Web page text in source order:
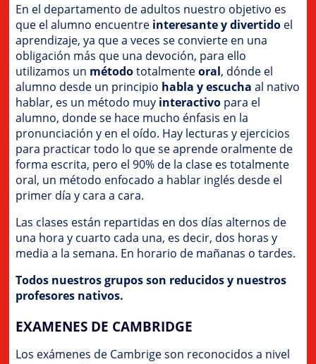
En el departamento de adultos nuestro objetivo es
que el alumno encuentre interesante y divertido el
aprendizaje, ya que a veces se convierte en una
obligación más que una devoción, para ello
utilizamos un métodototalmenteoral, dónde el
alumno desde un principio habla y escucha al nativo
hablar, es un método muy interactivo para el
alumno, donde se hace mucho énfasis en la
pronunciación y en el oído. Hay lecturas y ejercicios
para practicar todo lo que se aprende oralmente de
forma escrita, pero el 90% de la clase es totalmente
oral, un método enfocado a hablar inglés desde el
primer día y cara a cara.
Las clases están repartidas en dos días alternos de
una hora y cuarto cada una, es decir, dos horas y
media a la semana. En horario de mañanas o tardes.
Todos nuestros grupos son reducidos y nuestros
profesores nativos.
EXAMENES DE CAMBRIDGE
Los exámenes de Cambrige son reconocidos a nivel